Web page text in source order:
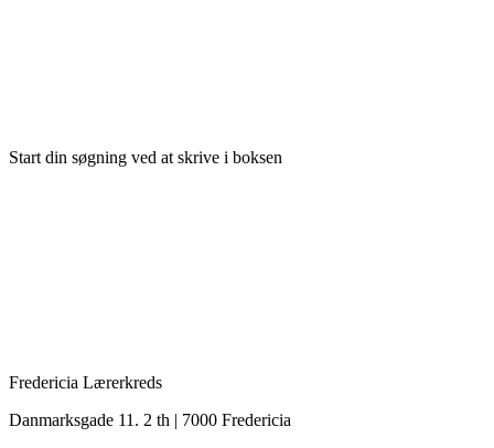
Start din søgning ved at skrive i boksen
Fredericia Lærerkreds
Danmarksgade 11. 2 th | 7000 Fredericia